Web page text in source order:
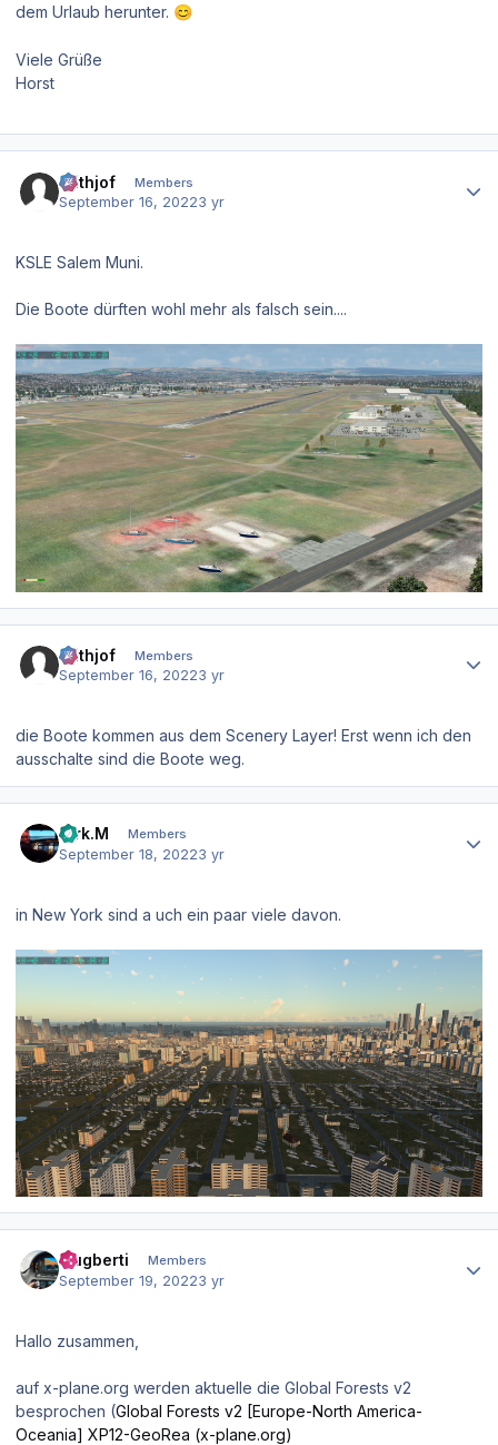
dem Urlaub herunter. 😊
Viele Grüße
Horst
Frithjof Members
September 16, 20223 yr
KSLE Salem Muni.
Die Boote dürften wohl mehr als falsch sein....
Frithjof Members
September 16, 20223 yr
die Boote kommen aus dem Scenery Layer! Erst wenn ich den
ausschalte sind die Boote weg.
Dirk.M Members
September 18, 20223 yr
in New York sind a uch ein paar viele davon.
Flugberti Members
September 19, 20223 yr
Hallo zusammen,
auf x-plane.org werden aktuelle die Global Forests v2
besprochen (Global Forests v2 [Europe-North America-
Oceania] XP12-GeoRea (x-plane.org)